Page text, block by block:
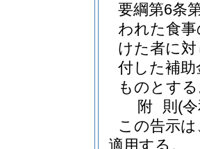
要綱第6条
われた食
けた者に
付した補
ものとす
附 則 (
この告示
適用する。